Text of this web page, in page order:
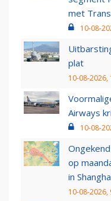
met
10-08-
plat
10-08-2026,
Airways
10-08-
op
in
10-08-2026,